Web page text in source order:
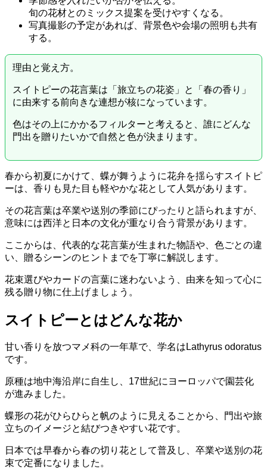
旬の花材とのミックス提案を受けやすくなる。
写真撮影の予定があれば、背景色や会場の照明も共有
する。
理由と覚え方。
スイトピーの花言葉は「旅立ちの花姿」と「春の香り」
に由来する前向きな連想が核になっています。
色はその上にかかるフィルターと考えると、誰にどんな
門出を贈りたいかで自然と色が決まります。
春から初夏にかけて、蝶が舞うように花弁を揺らすスイトピ
ーは、香りも見た目も軽やかな花として人気があります。
その花言葉は卒業や送別の季節にぴったりと語られますが、
意味には西洋と日本の文化が重なり合う背景があります。
ここからは、代表的な花言葉が生まれた物語や、色ごとの違
い、贈るシーンのヒントまでを丁寧に解説します。
花束選びやカードの言葉に迷わないよう、由来を知って心に
残る贈り物に仕上げましょう。
スイトピーとはどんな花か
甘い香りを放つマメ科の一年草で、学名はLathyrus odoratus
です。
原種は地中海沿岸に自生し、17世紀にヨーロッパで園芸化
が進みました。
蝶形の花がひらひらと帆のように見えることから、門出や旅
立ちのイメージと結びつきやすい花です。
日本では早春から春の切り花として普及し、卒業や送別の花
束で定番になりました。